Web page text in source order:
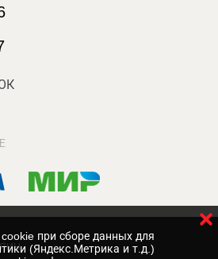
при сборе данных для
(Яндекс.Метрика и т.д.)